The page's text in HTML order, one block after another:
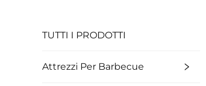
TUTTI I PRODOTTI
Attrezzi Per Barbecue